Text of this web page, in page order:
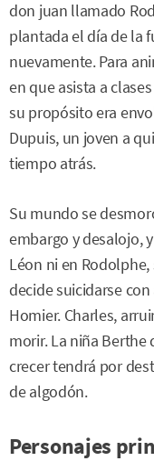
don juan llamado
plantada el día de la
nuevamente. Para
en que asista a
su propósito era
Dupuis, un joven a
tiempo atrás.
Su mundo se
embargo y desalojo,
Léon ni en
decide suicidarse
Homier. Charles,
morir. La niña Berthe
crecer tendrá por
de algodón.
Personajes